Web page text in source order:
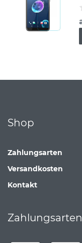
Shop
Zahlungsarten
Versandkosten
Kontakt
Zahlungsarten